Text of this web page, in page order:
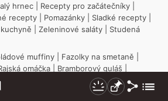
Nezhasínat
Připnout
Sdílet
hrnec Recepty pro začátečníky
recepty Pomazánky Sladké recepty
Zeleninové saláty
Studená
muffiny Fazolky na smetaně
omáčka Bramborový guláš
polévka Zapečené brambory s uzeným
řízek |Kuře na paprice|